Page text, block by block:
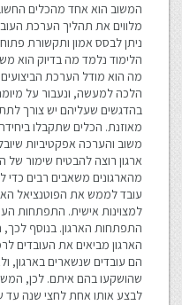
המשוב הוא אחד מהכלים
מלווים את תהליך הערכת
ניתן לבסס אמון ותקשורת
הלימוד נלמד מה בדיוק הוא
מה הוא מודל הערכת
הלכה למעשה, ונעבור על
בהדגשים שעליהם יש צורך
מאוזנת. הכלים שתקבלו
משוב והערכה אפקטיביות
ארגון רוצה להבטיח שימור של
מהארגונים משאבים רבים כדי
עובד לממש את הפוטנציאל
למצוינות אישית. התפתחות
התפתחות הארגון. בנוסף לכך,
הארגון מביאים את העובדים
הם עובדים שנשארים בארגון,
שהושקעו בהם איתם. לכן,
לבצע אותו אחת לחצי שנה עד